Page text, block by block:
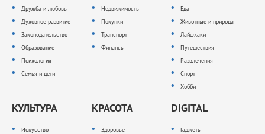
Дружба и любовь
Духовное развитие
Законодательство
Образование
Психология
Семья и дети
Недвижимость
Покупки
Транспорт
Финансы
Еда
Животные и природа
Лайфхаки
Путешествия
Развлечения
Спорт
Хобби
КУЛЬТУРА
Искусство
КРАСОТА
Здоровье
DIGITAL
Гаджеты